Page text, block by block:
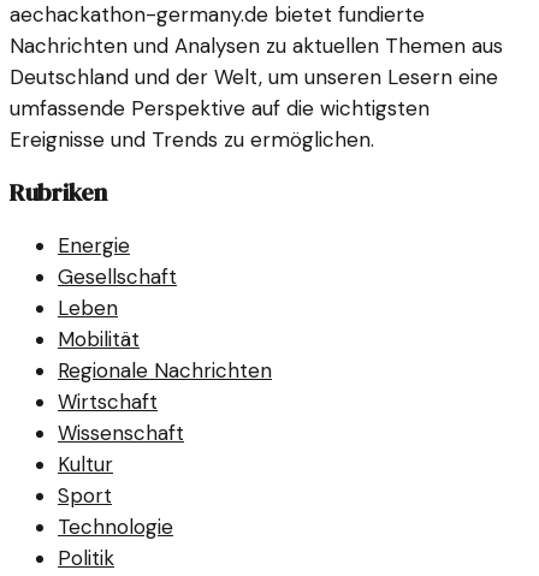
aechackathon-germany.de bietet fundierte
Nachrichten und Analysen zu aktuellen Themen aus
Deutschland und der Welt, um unseren Lesern eine
umfassende Perspektive auf die wichtigsten
Ereignisse und Trends zu ermöglichen.
Rubriken
Energie
Gesellschaft
Leben
Mobilität
Regionale Nachrichten
Wirtschaft
Wissenschaft
Kultur
Sport
Technologie
Politik